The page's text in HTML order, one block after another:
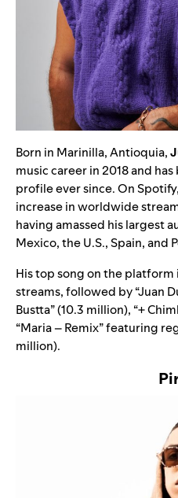
Born in Marinilla, Antioquia,
music career in 2018 and
profile ever since. On
increase in worldwide
having amassed his largest
Mexico, the U.S., Spain, and
His top song on the platform
streams, followed by“Juan
Bustta”(10.3 million), “+
“Maria – Remix” featuring
million).